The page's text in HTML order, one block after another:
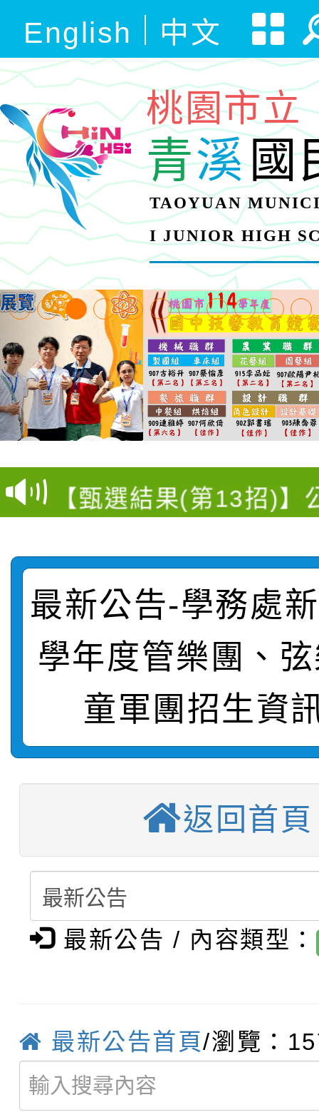
English 中文
桃園市立
青溪國
TAOYUAN
I JUNIOR HIGH
衛生福利部疾病管制署
月3日至9月21日辦理
動
推廣本市公共運輸服務
「我的減碳存摺2.0」
【選舉公告】本校115
評審委員會」及「教師
【甄選結果(第13招)】
結果(第13招)
學年度第1學期第9次代
結果(第5招)
【甄選結果(第4招)】
學年度第1學期第9次代
結果(第4招)
【甄選結果(第12招)】
學年度第1學期第7次代
結果(第12招)
轉知：桃園市115學年
賽及師生本土語及新住
賽實施要點
轉知：「桃園市115學
比賽實施要點」
轉知：「115年金融知
動辦法」
衛生福利部疾病管制署
月3日至9月21日辦理
動
推廣本市公共運輸服務
「我的減碳存摺2.0」
【選舉公告】本校115
評審委員會」及「教師
員會」之票選委員選舉
【甄選結果(第13招)】
學年度第1學期第7次代
【甄選結果(第5招)】
學年度第1學期第9次
【甄選結果(第4招)】
結果(第4招)
學年度第1學期第7次代
結果(第12招)
轉知：桃園市115學年
賽及師生本土語及新住
轉知：「桃園市115學
最新公告-學務處
學年度管樂團、
童軍團招生資
返回首頁
最新公告 / 內容類型：
最新公告首頁/瀏覽：